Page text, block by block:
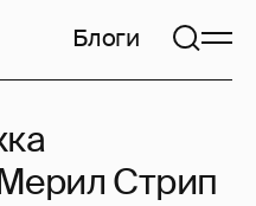
Блоги
Стрип